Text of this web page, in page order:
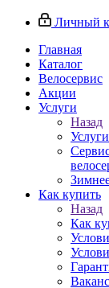
Личный
Главная
Каталог
Велосервис
Акции
Услуги
Назад
Услуги
Как купить
Назад
Как